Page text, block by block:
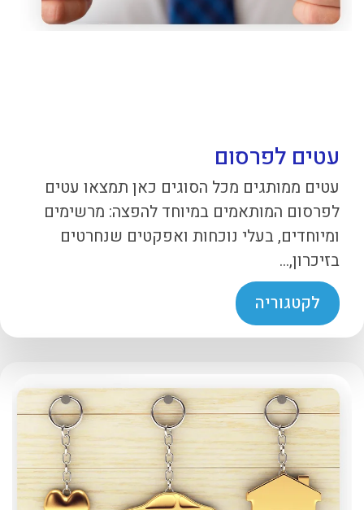
עטים לפרסום
עטים ממותגים מכל הסוגים כאן תמצאו עטים
לפרסום המותאמים במיוחד להפצה: מרשימים
ומיוחדים, בעלי נוכחות ואפקטים שנחרטים
בזיכרון,...
לקטגוריה